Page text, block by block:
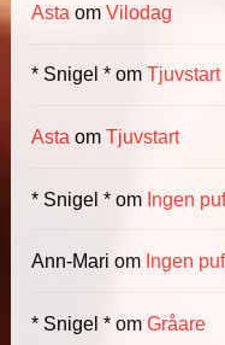
Asta omVilodag
* Snigel * omTjuvstart
Asta omTjuvstart
* Snigel * om Ingen
Ann-Mari om Ingen
* Snigel * omGråare